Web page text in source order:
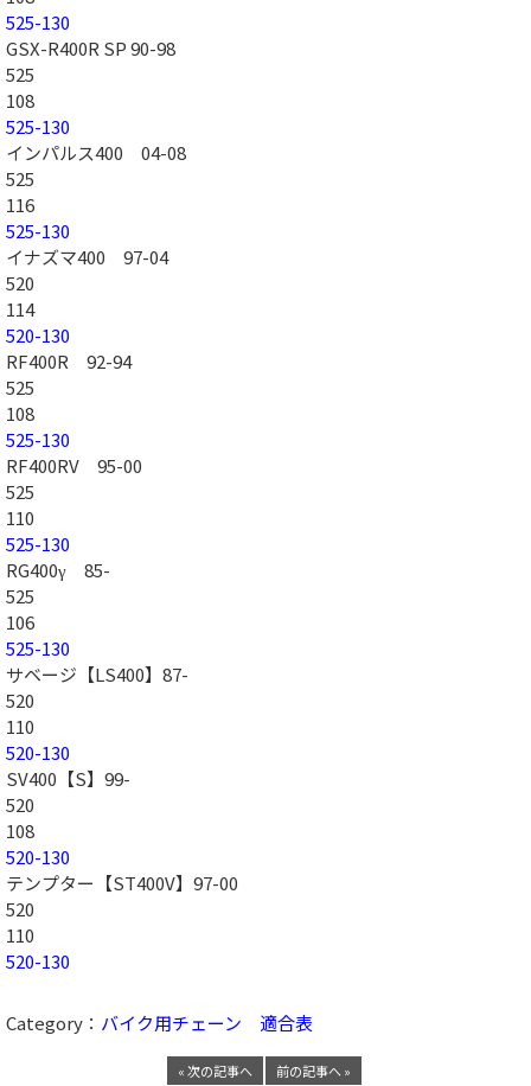
525-130
GSX-R400R SP 90-98
525
108
525-130
インパルス400 04-08
525
116
525-130
イナズマ400 97-04
520
114
520-130
RF400R 92-94
525
108
525-130
RF400RV 95-00
525
110
525-130
RG400γ 85-
525
106
525-130
サベージ【LS400】87-
520
110
520-130
SV400【S】99-
520
108
520-130
テンプター【ST400V】97-00
520
110
520-130
Category： バイク用チェーン 適合表
« 次の記事へ 前の記事へ »